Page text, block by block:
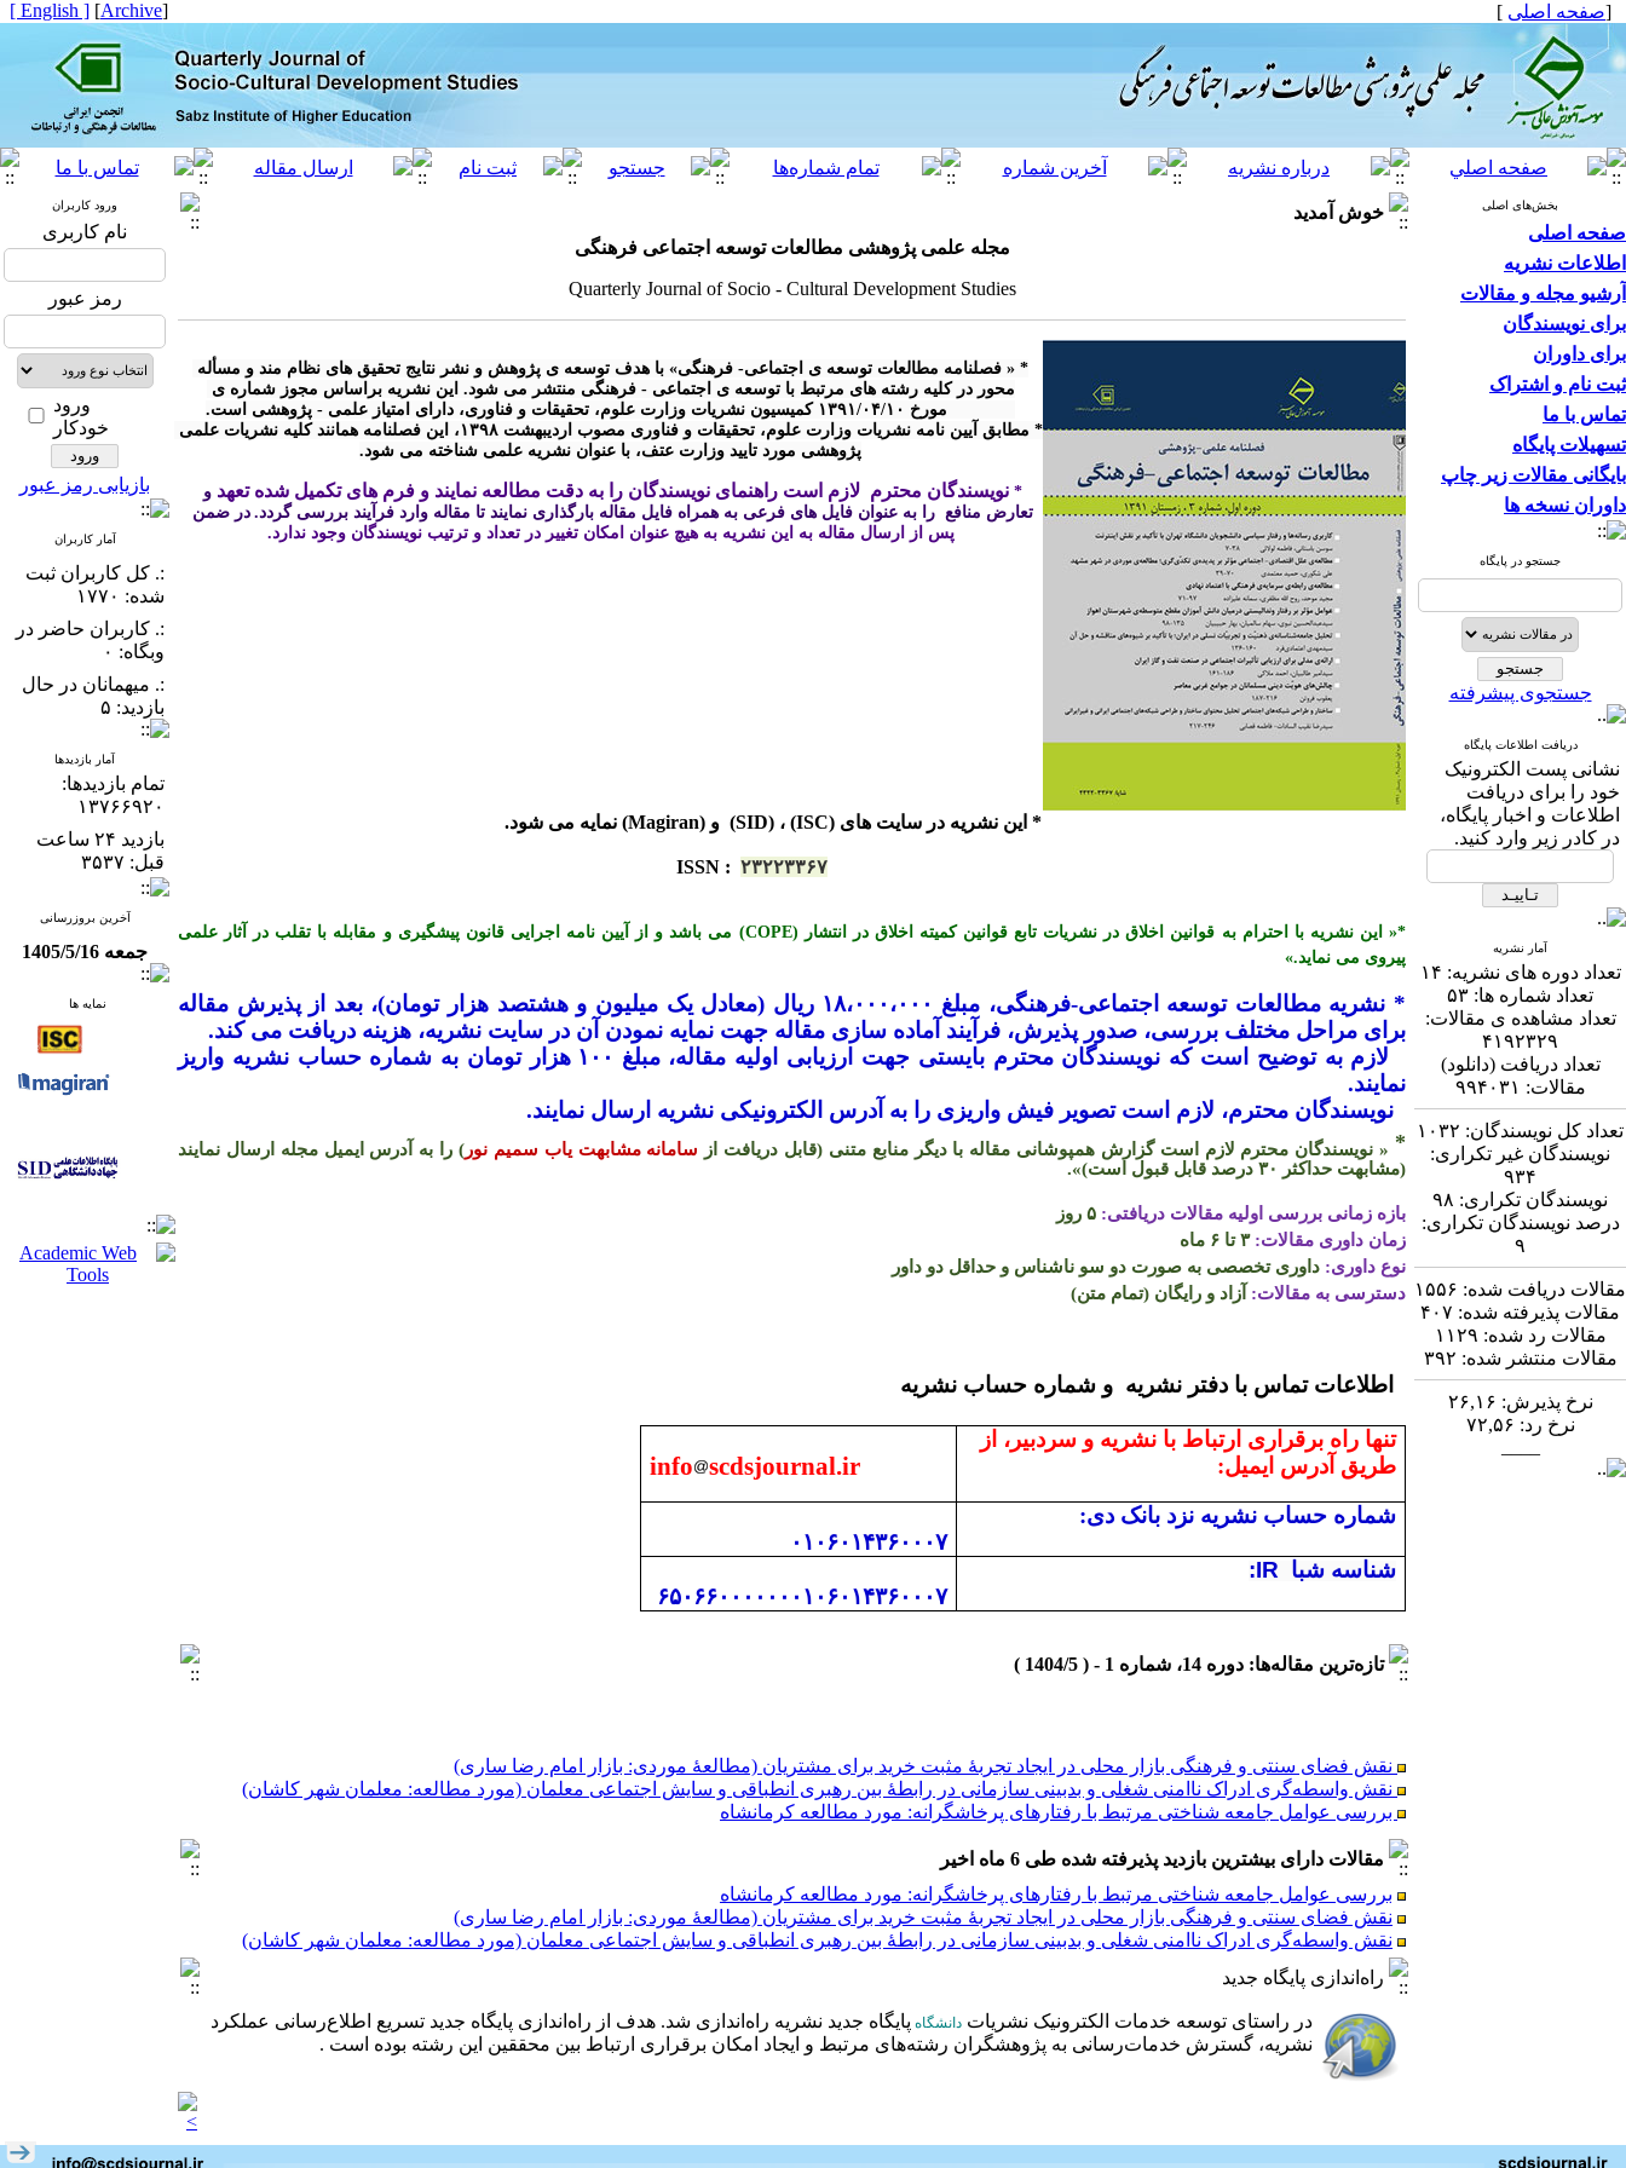
[صفحه اصلی ]
[
Archive
]
[ English ]
بخش‌های اصلی
صفحه اصلی
اطلاعات نشریه
آرشیو مجله و مقالات
برای نویسندگان
برای داوران
ثبت نام و اشتراک
تماس با ما
تسهیلات پایگاه
بایگانی مقالات زیر چاپ
داوران نسخه ها
جستجو در پایگاه
جستجوی پیشرفته
دریافت اطلاعات پایگاه
نشانی پست الكترونیک
خود را برای دریافت
اطلاعات و اخبار پایگاه،
در كادر زیر وارد كنید.
آمار نشریه
تعداد دوره های نشریه: ۱۴
تعداد شماره ها: ۵۳
تعداد مشاهده ی مقالات:
۴۱۹۲۳۲۹
تعداد دریافت (دانلود)
مقالات: ۹۹۴۰۳۱
تعداد کل نویسندگان: ۱۰۳۲
نویسندگان غیر تکراری:
۹۳۴
نویسندگان تکراری: ۹۸
درصد نویسندگان تکراری:
۹
مقالات دریافت شده: ۱۵۵۶
مقالات پذیرفته شده: ۴۰۷
مقالات رد شده: ۱۱۲۹
مقالات منتشر شده: ۳۹۲
نرخ پذیرش: ۲۶,۱۶
نرخ رد: ۷۲,۵۶
خوش آمدید
مجله علمی پژوهشی مطالعات توسعه اجتماعی فرهنگی
Quarterly Journal of Socio - Cultural Development Studies
پژوهشی مورد تایید وزارت عتف، با عنوان نشریه علمی شناخته می شود.
* نویسندگان محترم  لازم است راهنمای نویسندگان را به دقت مطالعه نمایند و فرم های تکمیل شده تعهد
تعارض منافع  را به عنوان فایل های فرعی به همراه فایل مقاله بارگذاری نمایند تا مقاله وارد فرآیند بررسی گردد. در ضمن
پس از ارسال مقاله به این نشریه به هیچ عنوان امکان تغییر در تعداد و ترتیب نویسندگان وجود ندارد.
* این نشریه در سایت های (ISC) ، (SID) و (Magiran) نمایه می شود.
ISSN : ۲۳۲۲۳۳۶۷
*« این نشریه با احترام به قوانین اخلاق در نشریات تابع قوانین کمیته اخلاق در انتشار (COPE) می باشد و از آیین نامه اجرایی قانون پیشگیری و مقابله با تقلب در آثار علمی
پیروی می نماید.»
* نشریه مطالعات توسعه اجتماعی-
فرهنگی، مبلغ ۱۸،۰۰۰،۰۰۰ ریال (معادل یک میلیون و هشتصد هزار تومان)، بعد از پذیرش مقاله
برای مراحل مختلف بررسی، صدور پذیرش، فرآیند آماده سازی مقاله جهت نمایه نمودن آن در سایت نشریه، هزینه دریافت می­ کند.
لازم به توضیح است که نویسندگان محترم بایستی جهت ارزیابی اولیه مقاله، مبلغ ۱۰۰ هزار تومان به شماره حساب نشریه واریز
نمایند.
نویسندگان محترم، لازم است تصویر فیش واریزی را به آدرس الکترونیکی نشریه ارسال نمایند.
* « نویسندگان محترم لازم است گزارش همپوشانی مقاله با دیگر منابع متنی (قابل دریافت از سامانه مشابهت یاب سمیم نور) را به آدرس ایمیل مجله ارسال نمایند
(مشابهت حداکثر
۳۰ درصد قابل قبول است)«
.
بازه زمانی بررسی اولیه مقالات دریافتی: ۵ روز
زمان داوری مقالات:۳ تا ۶ ماه
نوع داوری: داوری تخصصی به صورت دو سو ناشناس و حداقل دو داور
دسترسی به مقالات: آزاد و رایگان (تمام متن)
اطلاعات تماس با دفتر نشریه و شماره حساب نشریه
تنها راه برقراری ارتباط با نشریه و سردبیر، از
طریق آدرس ایمیل:
info scdsjournal.ir
شماره حساب نشریه نزد بانک دی:
۰۱۰۶۰۱۴۳۶۰۰۰۷
شناسه شبا :IR
۶۵۰۶۶۰۰۰۰۰۰۰۱۰۶۰۱۴۳۶۰۰۰۷
تازه‌ترین مقاله‌ها: دوره 14، شماره 1 - ( 1404/5 )
نقش فضای سنتی و فرهنگی بازار محلی در ایجاد تجربۀ مثبت خرید برای مشتریان (مطالعۀ موردی: بازار امام رضا ساری)
نقش واسطه‌گری ادراک ناامنی شغلی و بدبینی سازمانی در رابطۀ بین رهبری انطباقی و سایش اجتماعی معلمان (مورد مطالعه: معلمان شهر کاشان)
بررسی عوامل جامعه شناختی مرتبط با رفتارهای پرخاشگرانه: مورد مطالعه کرمانشاه
نقش فضای سنتی و فرهنگی بازار محلی در ایجاد تجربۀ مثبت خرید برای مشتریان (مطالعۀ موردی: بازار امام رضا ساری)
نقش واسطه‌گری ادراک ناامنی شغلی و بدبینی سازمانی در رابطۀ بین رهبری انطباقی و سایش اجتماعی معلمان (مورد مطالعه: معلمان شهر کاشان)
بررسی عوامل جامعه شناختی مرتبط با رفتارهای پرخاشگرانه: مورد مطالعه کرمانشاه
مقالات دارای بیشترین بازدید پذیرفته شده طی 6 ماه اخیر
بررسی عوامل جامعه شناختی مرتبط با رفتارهای پرخاشگرانه: مورد مطالعه کرمانشاه
نقش فضای سنتی و فرهنگی بازار محلی در ایجاد تجربۀ مثبت خرید برای مشتریان (مطالعۀ موردی: بازار امام رضا ساری)
نقش واسطه‌گری ادراک ناامنی شغلی و بدبینی سازمانی در رابطۀ بین رهبری انطباقی و سایش اجتماعی معلمان (مورد مطالعه: معلمان شهر کاشان)
راه‌اندازی پایگاه جدید
در راستای توسعه خدمات الکترونیک نشریات دانشگاه پایگاه جدید نشریه راه‌اندازی شد. هدف از راه‌اندازی پایگاه جدید تسریع اطلاع‌رسانی عملکرد
نشریه، گسترش خدمات‌رسانی به پژوهشگران رشته‌های مرتبط و ایجاد امکان برقراری ارتباط بین محققین این رشته بوده است .
ورود کاربران
نام کاربری
رمز عبور
ورود
خودکار
بازیابی رمز عبور
آمار کاربران
:. کل کاربران ثبت
شده: ۱۷۷۰
:. کاربران حاضر در
وبگاه: ۰
:. میهمانان در حال
بازدید: ۵
آمار بازدیدها
تمام بازدید‌ها:
۱۳۷۶۶۹۲۰
بازدید ۲۴ ساعت
قبل: ۳۵۳۷
آخرین بروزرسانی
جمعه 1405/5/16
نمایه ها